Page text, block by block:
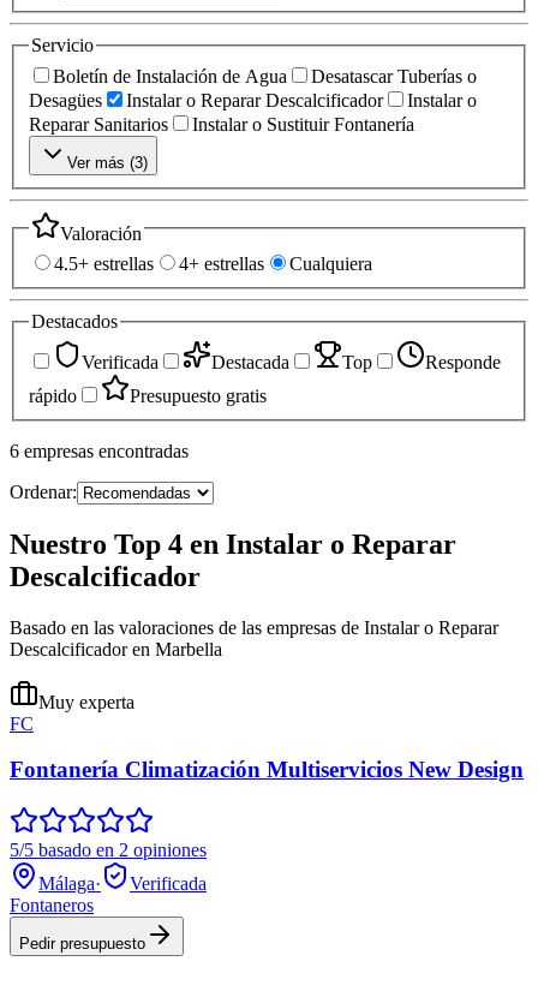
Servicio
Boletín de Instalación de Agua
Desatascar Tuberías o
Desagües
Instalar o Reparar Descalcificador
Instalar o
Reparar Sanitarios
Instalar o Sustituir Fontanería
Ver más (3)
Valoración
4.5+ estrellas
4+ estrellas Cualquiera
Destacados
Verificada
Destacada Top
Responde
rápido
Presupuesto gratis
6 empresas encontradas
Ordenar:
Nuestro Top 4 en Instalar o Reparar
Descalcificador
Basado en las valoraciones de las empresas de Instalar o Reparar
Descalcificador en Marbella
Muy experta
FC
Fontanería Climatización Multiservicios New Design
5/5 basado en 2 opiniones
Málaga·
Verificada
Fontaneros
Pedir presupuesto